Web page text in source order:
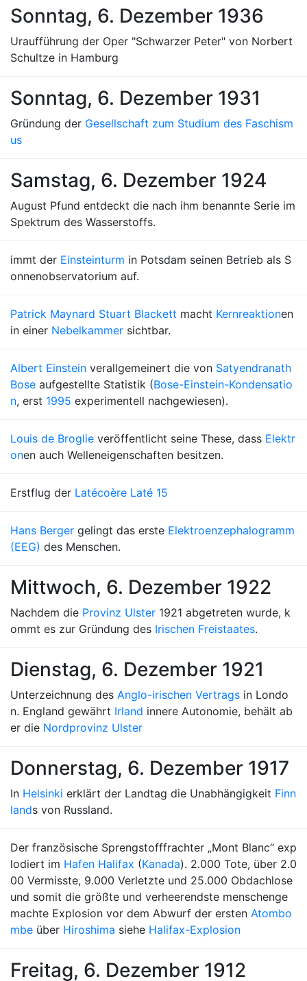
Sonntag, 6. Dezember 1936
Uraufführung der Oper "Schwarzer Peter" von Norbert
Schultze in Hamburg
Sonntag, 6. Dezember 1931
Gründung der Gesellschaft zum Studium des Faschism
us
Samstag, 6. Dezember 1924
August Pfund entdeckt die nach ihm benannte Serie im
Spektrum des Wasserstoffs.
immt der Einsteinturm in Potsdam seinen Betrieb als S
onnenobservatorium auf.
Patrick Maynard Stuart Blackett macht Kernreaktionen
in einer Nebelkammer sichtbar.
Albert Einstein verallgemeinert die von Satyendranath
Bose aufgestellte Statistik (Bose-Einstein-Kondensatio
n, erst 1995 experimentell nachgewiesen).
Louis de Broglie veröffentlicht seine These, dass Elektr
onen auch Welleneigenschaften besitzen.
Erstflug der Latécoère Laté 15
Hans Berger gelingt das erste Elektroenzephalogramm
(EEG) des Menschen.
Mittwoch, 6. Dezember 1922
Nachdem die Provinz Ulster 1921 abgetreten wurde, k
ommt es zur Gründung des Irischen Freistaates.
Dienstag, 6. Dezember 1921
Unterzeichnung des Anglo-irischen Vertrags in Londo
n. England gewährt Irland innere Autonomie, behält ab
er die Nordprovinz Ulster
Donnerstag, 6. Dezember 1917
In Helsinki erklärt der Landtag die Unabhängigkeit Finn
lands von Russland.
Der französische Sprengstofffrachter „Mont Blanc“ exp
lodiert im Hafen Halifax (Kanada). 2.000 Tote, über 2.0
00 Vermisste, 9.000 Verletzte und 25.000 Obdachlose
und somit die größte und verheerendste menschenge
machte Explosion vor dem Abwurf der ersten Atombo
mbe über Hiroshima siehe Halifax-Explosion
Freitag, 6. Dezember 1912